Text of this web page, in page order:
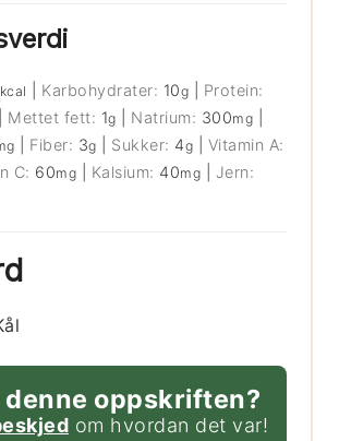
kcal Karbohydrater: 10g
Protein:
Mettet fett: 1g Natrium: 300mg
Fiber: 3g Sukker: 4g
Vitamin A:
C: 60mg Kalsium: 40mg
Jern:
denne oppskriften?
om hvordan det var!